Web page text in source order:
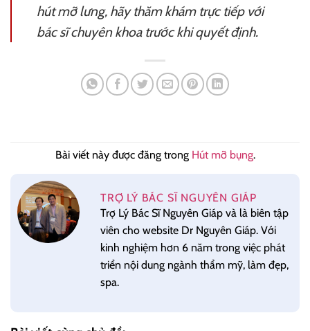
hút mỡ lưng, hãy thăm khám trực tiếp với
bác sĩ chuyên khoa trước khi quyết định.
Bài viết này được đăng trong Hút mỡ bụng.
TRỢ LÝ BÁC SĨ NGUYÊN GIÁP
Trợ Lý Bác Sĩ Nguyên Giáp và là biên tập
viên cho website Dr Nguyên Giáp. Với
kinh nghiệm hơn 6 năm trong việc phát
triển nội dung ngành thẩm mỹ, làm đẹp,
spa.